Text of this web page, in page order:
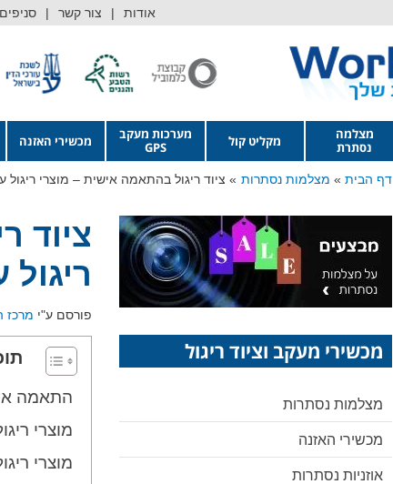
אודות צור קשר סניפים
מצלמה
נסתרת
מקליט קול
מערכות מעקב
GPS
מכשירי האזנה
דף הבית מצלמות נסתרות ציוד ריגול בהתאמה אישית – מוצרי ריגול
מכשירי מעקב וציוד ריגול
מצלמות נסתרות
מכשירי האזנה
אוזניות נסתרות
ציוד
ריגול
פורסם ע"י מרכז
התאמה
מוצרי
מוצרי